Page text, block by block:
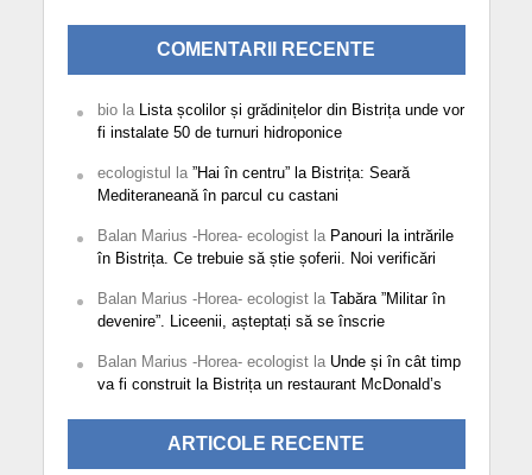
COMENTARII RECENTE
biola Lista școlilor și grădinițelor din Bistrița unde vor
fi instalate 50 de turnuri hidroponice
ecologistul la ”Hai în centru” la Bistrița: Seară
Mediteraneană în parcul cu castani
Balan Marius -Horea- ecologistla Panouri la intrările
în Bistrița. Ce trebuie să știe șoferii. Noi verificări
Balan Marius -Horea- ecologistla Tabăra ”Militar în
devenire”. Liceenii, așteptați să se înscrie
Balan Marius -Horea- ecologistla Unde și în cât timp
va fi construit la Bistrița un restaurant McDonald’s
ARTICOLE RECENTE